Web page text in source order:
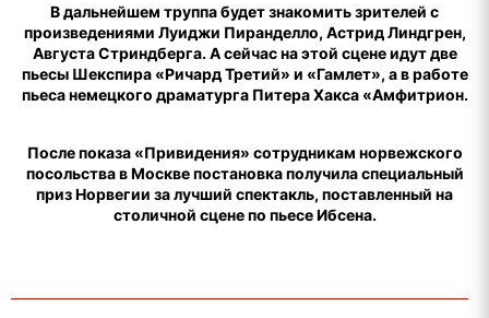
В дальнейшем труппа будет знакомить зрителей с
произведениями Луиджи Пиранделло, Астрид Линдгрен,
Августа Стриндберга. А сейчас на этой сцене идут две
пьесы Шекспира «Ричард Третий» и «Гамлет», а в работе
пьеса немецкого драматурга Питера Хакса «Амфитрион.
После показа «Привидения» сотрудникам норвежского
посольства в Москве постановка получила специальный
приз Норвегии за лучший спектакль, поставленный на
столичной сцене по пьесе Ибсена.